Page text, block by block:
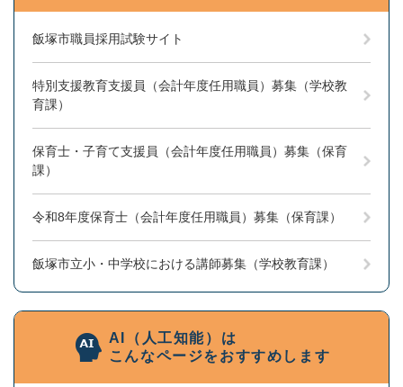
飯塚市職員採用試験サイト
特別支援教育支援員（会計年度任用職員）募集（学校教
育課）
保育士・子育て支援員（会計年度任用職員）募集（保育
課）
令和8年度保育士（会計年度任用職員）募集（保育課）
飯塚市立小・中学校における講師募集（学校教育課）
AI（人工知能）は
こんなページをおすすめします